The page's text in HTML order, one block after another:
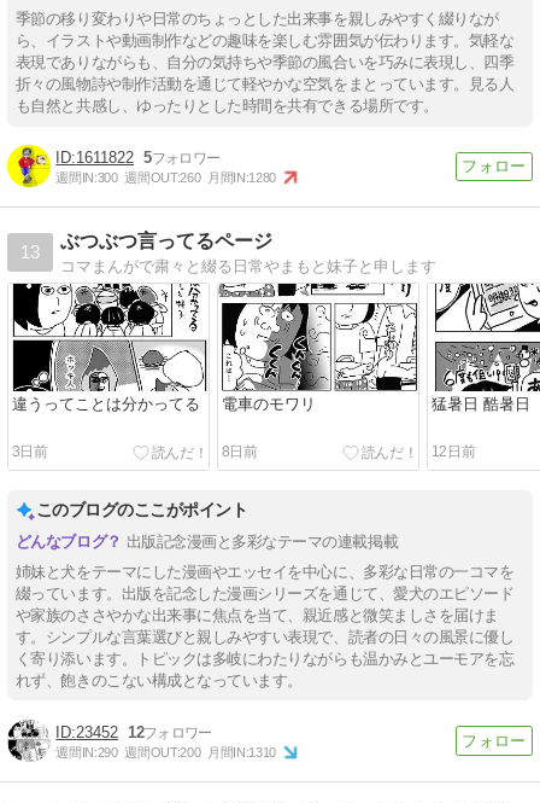
季節の移り変わりや日常のちょっとした出来事を親しみやすく綴りなが
ら、イラストや動画制作などの趣味を楽しむ雰囲気が伝わります。気軽な
表現でありながらも、自分の気持ちや季節の風合いを巧みに表現し、四季
折々の風物詩や制作活動を通じて軽やかな空気をまとっています。見る人
も自然と共感し、ゆったりとした時間を共有できる場所です。
1611822 5
週間IN:300 週間OUT:260 月間IN:1280
13
ぶつぶつ言ってるページ
コマまんがで粛々と綴る日常やまもと妹子と申します
違うってことは分かってる
3日前
電車のモワリ
8日前
猛暑日 酷暑日
12日前
このブログのここがポイント
出版記念漫画と多彩なテーマの連載掲載
姉妹と犬をテーマにした漫画やエッセイを中心に、多彩な日常の一コマを
綴っています。出版を記念した漫画シリーズを通じて、愛犬のエピソード
や家族のささやかな出来事に焦点を当て、親近感と微笑ましさを届けま
す。シンプルな言葉選びと親しみやすい表現で、読者の日々の風景に優し
く寄り添います。トピックは多岐にわたりながらも温かみとユーモアを忘
れず、飽きのこない構成となっています。
23452 12
週間IN:290 週間OUT:200 月間IN:1310